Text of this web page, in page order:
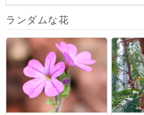
ランダムな花